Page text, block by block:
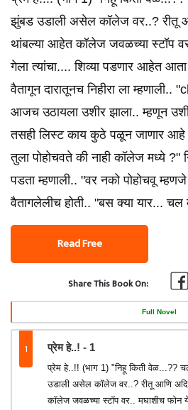
झुंबड उडाली असेल कॉलेज वर..? रीतू
थांबल्या आहेत कॉलेज जवळच्या स्टॉप
गेला त्यांचा.... शिव्या पडणार आहेत
वैतागून दारातूनच निहीरा ला
आजच उठायला उशीर झाला.. म्हणून
तसही लिस्ट काय कुठे पळून जाणार आहे
तुला पोहोचवते की नाही कॉलेज मध्ये ?"
पडता म्हणाली.. "वर नको पोहोचवू
वैतागलेलीच होती.. "बस क्या यार...
Read Free
Share This Book On:
Full Novel
1 प्रेम हे..! - 1
प्रेम हे..!! (भाग 1) "निहू किती वेळ...??
उडाली असेल कॉलेज वर..? रीतू आणि
कॉलेज जवळच्या स्टॉप वर.. मघाशीच फोन